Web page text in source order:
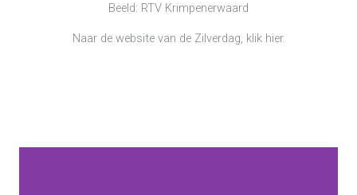
Beeld: RTV Krimpenerwaard
Naar de website van de Zilverdag, klik hier.